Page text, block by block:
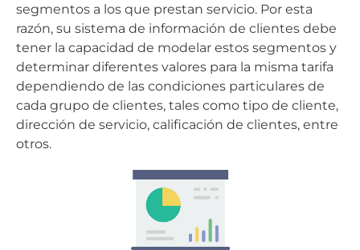
segmentos a los que prestan servicio. Por esta
razón, su sistema de información de clientes debe
tener la capacidad de modelar estos segmentos y
determinar diferentes valores para la misma tarifa
dependiendo de las condiciones particulares de
cada grupo de clientes, tales como tipo de cliente,
dirección de servicio, calificación de clientes, entre
otros.